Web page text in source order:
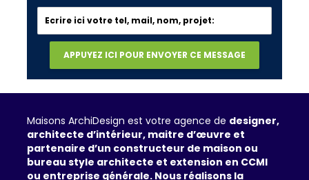
Maisons ArchiDesign est votre agence de designer,
architecte d’intérieur, maitre d’œuvre et
partenaire d’un constructeur de maison ou
bureau style architecte et extension en CCMI
ou entreprise générale. Nous réalisons la